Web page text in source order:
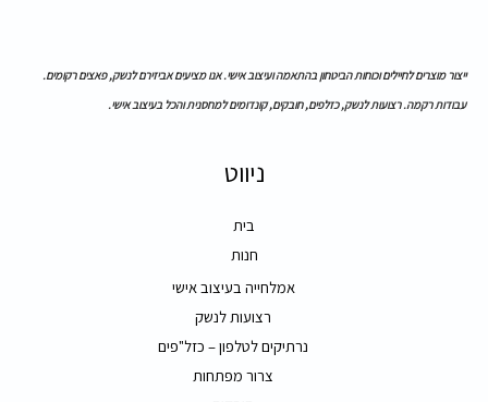
ייצור מוצרים לחיילים וכוחות הביטחון בהתאמה ועיצוב אישי. אנו מציעים אביזירם לנשק, פאצים רקומים.
עבודות רקמה. רצועות לנשק, כזלפים, חובקים, קונדומים למחסנית והכל בעיצוב אישי.
ניווט
בית
חנות
אמלחייה בעיצוב אישי
רצועות לנשק
נרתיקים לטלפון – כזל"פים
צרור מפתחות